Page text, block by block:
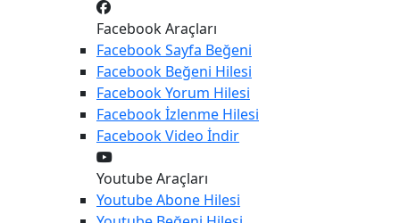
Facebook Araçları
FacebookSayfa Beğeni
Facebook Beğeni Hilesi
FacebookYorum Hilesi
Facebookİzlenme Hilesi
FacebookVideo İndir
Youtube Araçları
YoutubeAbone Hilesi